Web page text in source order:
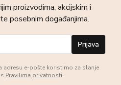
Prijava
2026
proizvodima, akcijskim i
posebnim događanjima.
Prijava
adresu e-pošte koristimo za slanje
Pravilima privatnosti.